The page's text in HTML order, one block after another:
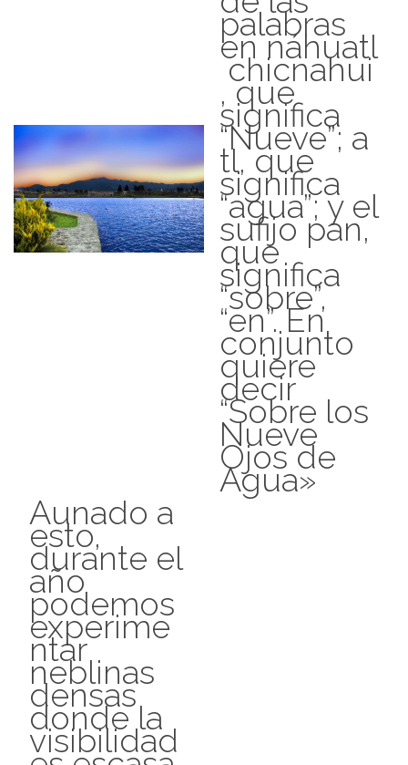
palabras
en náhuatl
chicnahui
, que
significa
“Nueve”; a
tl, que
significa
“agua”; y el
sufijo pan,
que
significa
“sobre”,
“en”. En
conjunto
quiere
decir
“Sobre los
Nueve
Ojos de
Agua»
Aunado a
esto,
durante el
año
podemos
experime
ntar
neblinas
densas
donde la
visibilidad